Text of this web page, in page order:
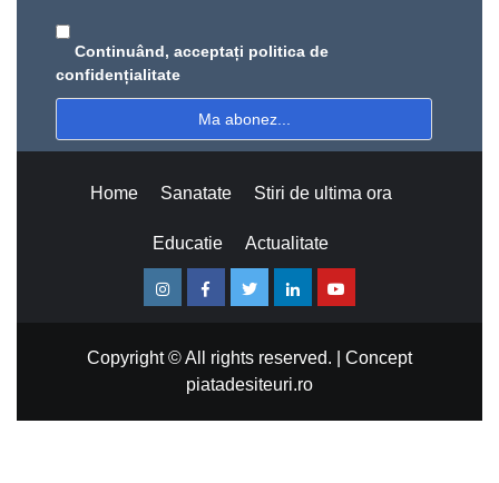
Continuând, acceptați politica de
confidențialitate
Home Sanatate Stiri de ultima ora
Educatie Actualitate
InstagramFacebookTwitterLinkedinYoutube
Copyright © All rights reserved.
Concept
piatadesiteuri.ro